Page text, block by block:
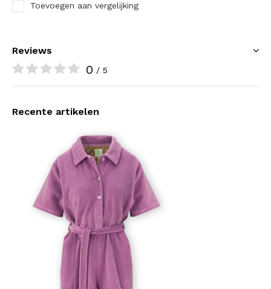
Toevoegen aan vergelijking
Reviews
0 / 5
Recente artikelen